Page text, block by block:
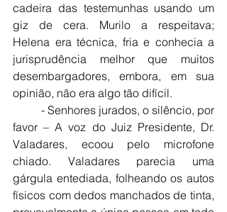
cadeira das testemunhas usando um
giz de cera. Murilo a respeitava;
Helena era técnica, fria e conhecia a
jurisprudência melhor que muitos
desembargadores, embora, em sua
opinião, não era algo tão difícil.
favor – A voz do Juiz Presidente, Dr.
Valadares, ecoou pelo microfone
chiado. Valadares parecia uma
gárgula entediada, folheando os autos
físicos com dedos manchados de tinta,